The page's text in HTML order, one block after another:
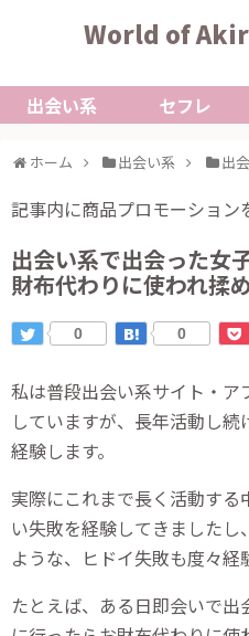
World of
出会い系 セフレ
ホーム 出会い系 出
記事内に商品プロモーション
出会い系で出会った女
財布代わりに使われ揉
0 0
私は普段出会い系サイト・
していますが、長年活動し
経験します。
実際にこれまで長く活動す
い失敗を経験してきました
ような、ヒドイ失敗も度々経
たとえば、ある日即会いで